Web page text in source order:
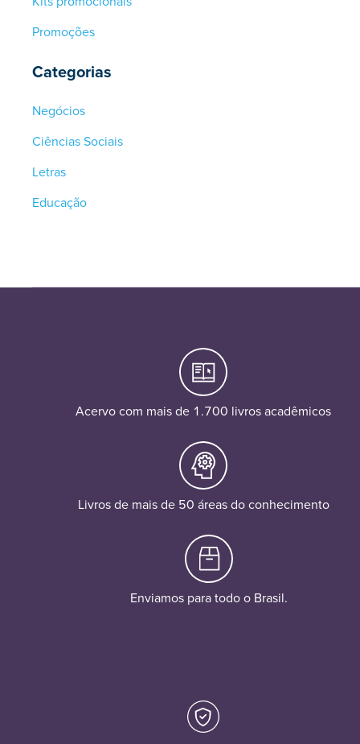
Promoções
Categorias
Negócios
Ciências Sociais
Letras
Educação
Acervo com mais de 1.700 livros acadêmicos
Livros de mais de 50 áreas do conhecimento
Enviamos para todo o Brasil.